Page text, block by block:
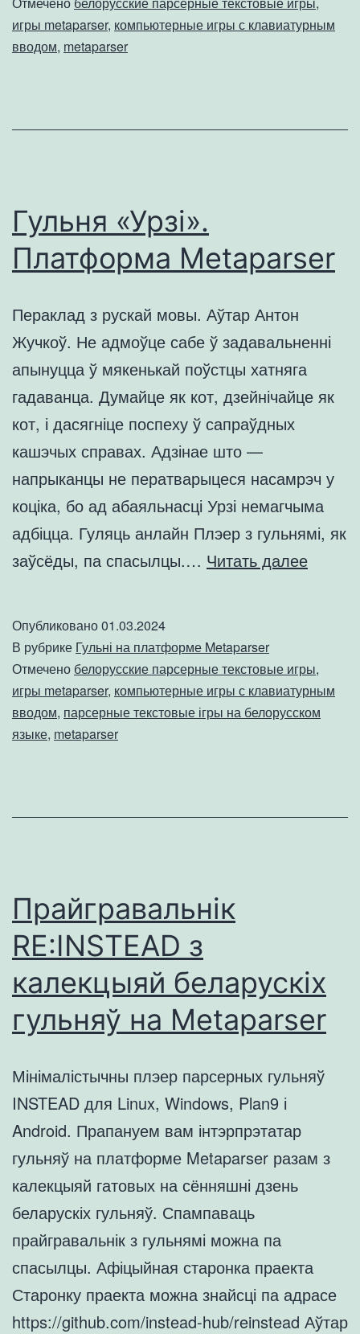
игры metaparser, компьютерные игры с клавиатурным
вводом, metaparser
Гульня «Урзі».
Платформа Metaparser
Пераклад з рускай мовы. Аўтар Антон
Жучкоў. Не адмоўце сабе ў задавальненні
апынуцца ў мякенькай поўстцы хатняга
гадаванца. Думайце як кот, дзейнічайце як
кот, і дасягніце поспеху ў сапраўдных
кашэчых справах. Адзінае што —
напрыканцы не ператварыцеся насамрэч у
коціка, бо ад абаяльнасці Урзі немагчыма
адбіцца. Гуляць анлайн Плэер з гульнямі, як
заўсёды, па спасылцы.… Читать далееГульня
Опубликовано01.03.2024
В рубрике Гульні на платформе Metaparser
Отмечено белорусские парсерные текстовые игры,
игры metaparser, компьютерные игры с клавиатурным
вводом, парсерные текстовые ігры на белорусском
языке, metaparser
Прайгравальнік
RE:INSTEAD з
калекцыяй беларускіх
гульняў на Metaparser
Мінімалістычны плэер парсерных гульняў
INSTEAD для Linux, Windows, Plan9 і
Android. Прапануем вам інтэрпрэтатар
гульняў на платформе Metaparser разам з
калекцыяй гатовых на сённяшні дзень
беларускіх гульняў. Спампаваць
прайгравальнік з гульнямі можна па
спасылцы. Афіцыйная старонка праекта
Старонку праекта можна знайсці па адрасе
https://github.com/instead-hub/reinstead Аўтар